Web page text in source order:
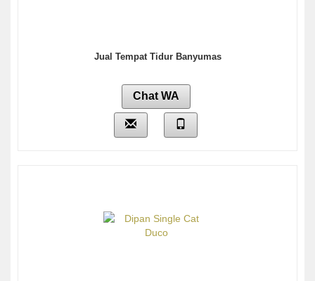
Jual Tempat Tidur Banyumas
Chat WA